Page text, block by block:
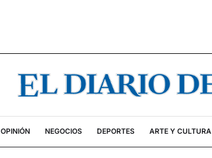
OPINIÓN NEGOCIOS DEPORTES ARTE Y CULTURA